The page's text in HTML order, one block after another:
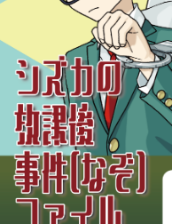
トレーニングクエスト
音声ARG『イヤホン
繭玉工房）
自宅
600 円（税込）+送料